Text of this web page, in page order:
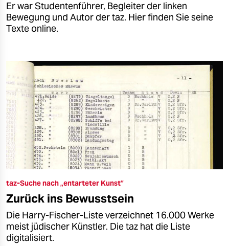
Er war Studentenführer, Begleiter der linken
Bewegung und Autor der taz. Hier finden Sie seine
Texte online.
taz-Suche nach „entarteter Kunst”
Zurück ins Bewusstsein
Die Harry-Fischer-Liste verzeichnet 16.000 Werke
meist jüdischer Künstler. Die taz hat die Liste
digitalisiert.